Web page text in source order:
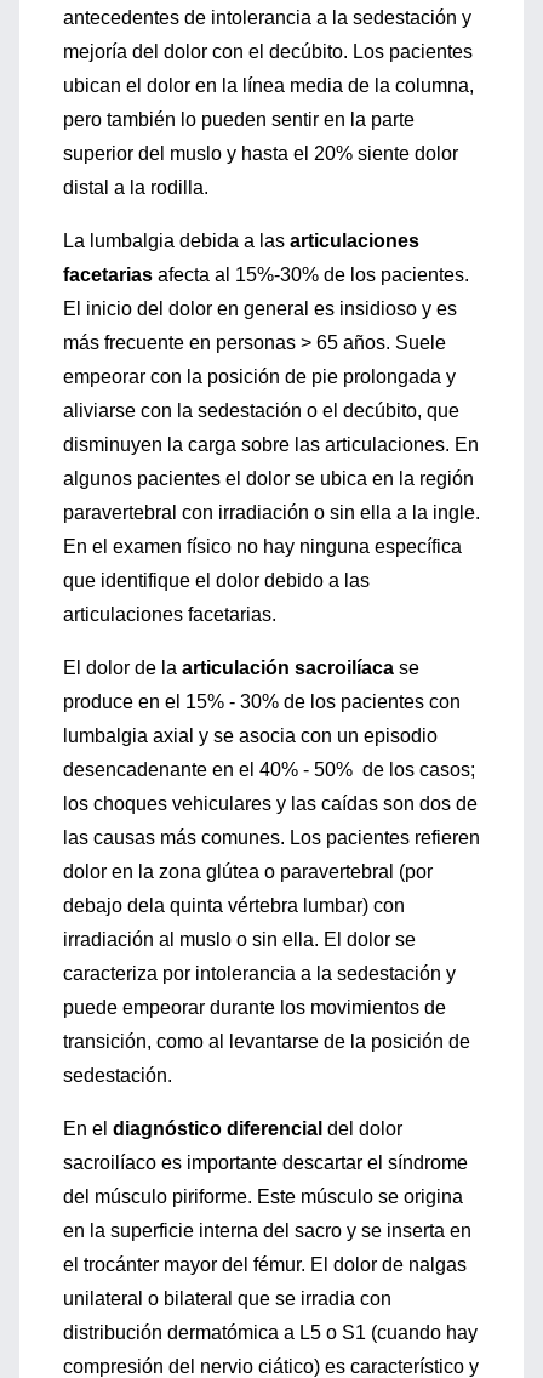
antecedentes de intolerancia a la sedestación y
mejoría del dolor con el decúbito. Los pacientes
ubican el dolor en la línea media de la columna,
pero también lo pueden sentir en la parte
superior del muslo y hasta el 20% siente dolor
distal a la rodilla.
La lumbalgia debida a las articulaciones
facetarias afecta al 15%-30% de los pacientes.
El inicio del dolor en general es insidioso y es
más frecuente en personas > 65 años. Suele
empeorar con la posición de pie prolongada y
aliviarse con la sedestación o el decúbito, que
disminuyen la carga sobre las articulaciones. En
algunos pacientes el dolor se ubica en la región
paravertebral con irradiación o sin ella a la ingle.
En el examen físico no hay ninguna específica
que identifique el dolor debido a las
articulaciones facetarias.
El dolor de la articulación sacroilíaca se
produce en el 15% - 30% de los pacientes con
lumbalgia axial y se asocia con un episodio
desencadenante en el 40% - 50% de los casos;
los choques vehiculares y las caídas son dos de
las causas más comunes. Los pacientes refieren
dolor en la zona glútea o paravertebral (por
debajo dela quinta vértebra lumbar) con
irradiación al muslo o sin ella. El dolor se
caracteriza por intolerancia a la sedestación y
puede empeorar durante los movimientos de
transición, como al levantarse de la posición de
sedestación.
En el diagnóstico diferencial del dolor
sacroilíaco es importante descartar el síndrome
del músculo piriforme. Este músculo se origina
en la superficie interna del sacro y se inserta en
el trocánter mayor del fémur. El dolor de nalgas
unilateral o bilateral que se irradia con
distribución dermatómica a L5 o S1 (cuando hay
compresión del nervio ciático) es característico y